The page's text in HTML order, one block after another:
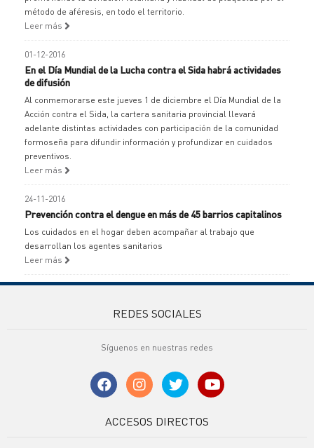
método de aféresis, en todo el territorio.
Leer más
01-12-2016
En el Día Mundial de la Lucha contra el Sida habrá actividades
de difusión
Al conmemorarse este jueves 1 de diciembre el Día Mundial de la
Acción contra el Sida, la cartera sanitaria provincial llevará
adelante distintas actividades con participación de la comunidad
formoseña para difundir información y profundizar en cuidados
preventivos.
Leer más
24-11-2016
Prevención contra el dengue en más de 45 barrios capitalinos
Los cuidados en el hogar deben acompañar al trabajo que
desarrollan los agentes sanitarios
Leer más
REDES SOCIALES
Síguenos en nuestras redes
ACCESOS DIRECTOS